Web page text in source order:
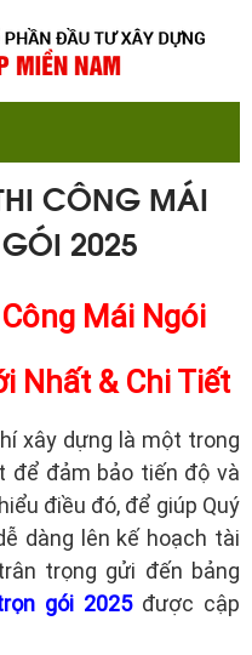
CÔNG MÁI
2025
Mái Ngói
Nhất & Chi Tiết
xây dựng là một trong
để đảm bảo tiến độ và
điều đó, để giúp Quý
dàng lên kế hoạch tài
trọng gửi đến bảng
gói 2025được cập